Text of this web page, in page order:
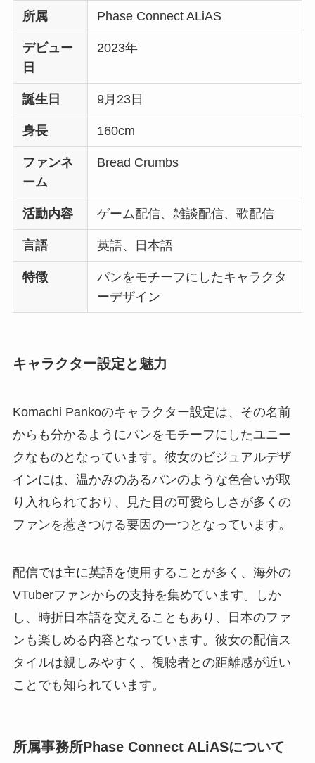
所属 Phase Connect ALiAS
デビュー
日
2023年
誕生日 9月23日
身長 160cm
ファンネ
ーム
Bread Crumbs
活動内容 ゲーム配信、雑談配信、歌配信
言語 英語、日本語
特徴
パンをモチーフにしたキャラクタ
ーデザイン
キャラクター設定と魅力
Komachi Pankoのキャラクター設定は、その名前
からも分かるようにパンをモチーフにしたユニー
クなものとなっています。彼女のビジュアルデザ
インには、温かみのあるパンのような色合いが取
り入れられており、見た目の可愛らしさが多くの
ファンを惹きつける要因の一つとなっています。
配信では主に英語を使用することが多く、海外の
VTuberファンからの支持を集めています。しか
し、時折日本語を交えることもあり、日本のファ
ンも楽しめる内容となっています。彼女の配信ス
タイルは親しみやすく、視聴者との距離感が近い
ことでも知られています。
所属事務所Phase Connect ALiASについて